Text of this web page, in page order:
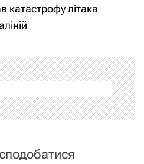
катастрофу літака